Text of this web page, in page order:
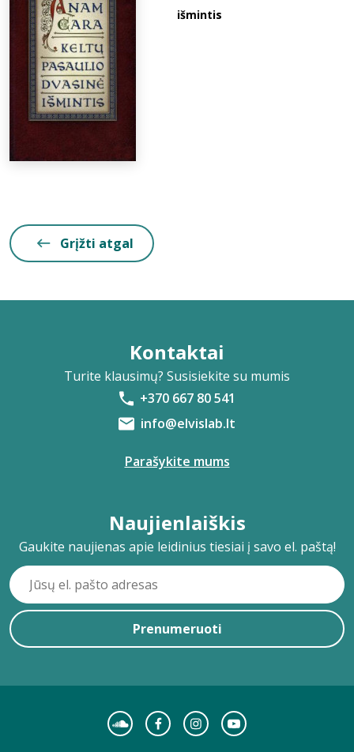
išmintis
Grįžti atgal
Kontaktai
Turite klausimų? Susisiekite su mumis
+370 667 80 541
info@elvislab.lt
Parašykite mums
Naujienlaiškis
Gaukite naujienas apie leidinius tiesiai į savo el. paštą!
Prenumeruoti